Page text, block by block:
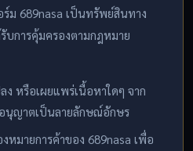
689nasa เป็นทรัพย์สินทาง
การคุ้มครองตามกฎหมาย
หรือเผยแพร่เนื้อหาใดๆ จาก
นุญาตเป็นลายลักษณ์อักษร
หมายการค้าของ 689nasa เพื่อ